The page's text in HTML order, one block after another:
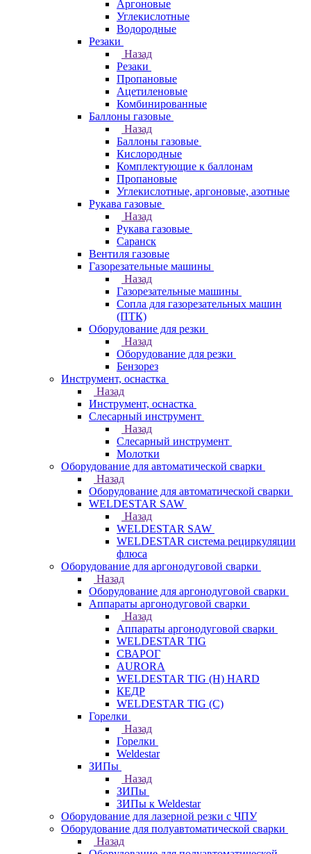
Аргоновые
Углекислотные
Водородные
Резаки
Назад
Резаки
Пропановые
Ацетиленовые
Комбинированные
Баллоны газовые
Назад
Баллоны газовые
Кислородные
Комплектующие к баллонам
Пропановые
Углекислотные, аргоновые, азотные
Рукава газовые
Назад
Рукава газовые
Саранск
Вентиля газовые
Газорезательные машины
Назад
Газорезательные машины
Сопла для газорезательных машин
(ПТК)
Оборудование для резки
Назад
Оборудование для резки
Бензорез
Инструмент, оснастка
Назад
Инструмент, оснастка
Слесарный инструмент
Назад
Слесарный инструмент
Молотки
Оборудование для автоматической сварки
Назад
Оборудование для автоматической сварки
WELDESTAR SAW
Назад
WELDESTAR SAW
WELDESTAR система рециркуляции
флюса
Оборудование для аргонодуговой сварки
Назад
Оборудование для аргонодуговой сварки
Аппараты аргонодуговой сварки
Назад
Аппараты аргонодуговой сварки
WELDESTAR TIG
СВАРОГ
AURORA
WELDESTAR TIG (H) HARD
КЕДР
WELDESTAR TIG (С)
Горелки
Назад
Горелки
Weldestar
ЗИПы
Назад
ЗИПы
ЗИПы к Weldestar
Оборудование для лазерной резки с ЧПУ
Оборудование для полуавтоматической сварки
Назад